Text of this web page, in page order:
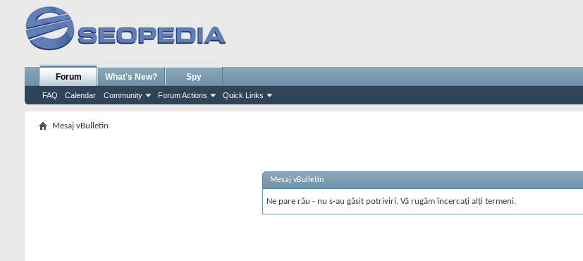
Forum
FAQ Calendar Community Forum Actions Quick Links
What's New? Spy
Mesaj vBulletin
Mesaj vBulletin
Ne pare rău - nu s-au găsit potriviri. Vă rugăm încercați alți termeni.